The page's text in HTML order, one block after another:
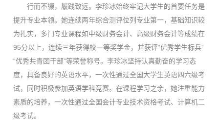
行而不辍，履践致远。李珍冰始终牢记大学生的首要任务是
提升专业本领。她连续两年综合测评位列专业第一，基础知识较
为扎实，多门专业课程如中级财务会计、高级财务会计等成绩在
95分以上，连续三年获得校一等奖学金，并获评“优秀学生标兵”
“优秀共青团干部”等荣誉称号。李珍冰坚持认真勤奋的学习态
度，具备良好的英语水平，一次性通过全国大学生英语四六级考
试，同时积极参加英语学科竞赛。在课程学习之余，她注重能力
素质的培养，一次性通过全国会计专业技术资格考试、计算机二
级考试。